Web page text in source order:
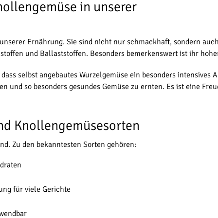
in unserer
Ernährung. Sie sind nicht nur schmackhaft, sondern
und Ballaststoffen. Besonders bemerkenswert ist ihr
selbst angebautes Wurzelgemüse ein besonders
so besonders gesundes Gemüse zu ernten. Es ist eine
Knollengemüsesorten
Zu den bekanntesten Sorten gehören:
für viele Gerichte